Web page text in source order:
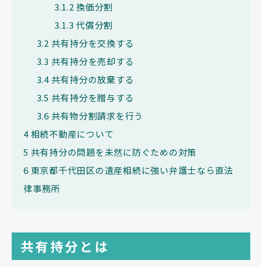
3.1.2 換価分割
3.1.3 代償分割
3.2 共有持分を交換する
3.3 共有持分を売却する
3.4共有持分の放棄する
3.5 共有持分を贈与する
3.6 共有物分割請求を行う
4相続不動産について
5 共有持分の問題を未然に防ぐための対策
6 東京都千代田区の遺産相続に強い弁護士なら直法
律事務所
共有持分とは